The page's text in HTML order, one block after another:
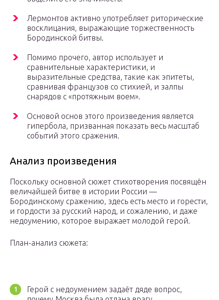
Лермонтов активно употребляет риторические
восклицания, выражающие торжественность
Бородинской битвы.
Помимо прочего, автор использует и
сравнительные характеристики, и
выразительные средства, такие как эпитеты,
сравнивая французов со стихией, и залпы
снарядов с «протяжным воем».
Основой основ этого произведения является
гипербола, призванная показать весь масштаб
событий этого сражения.
Анализ произведения
Поскольку основной сюжет стихотворения посвящён
величайшей битве в истории России —
Бородинскому сражению, здесь есть место и горести,
и гордости за русский народ, и сожалению, и даже
недоумению, которое выражает молодой герой.
План-анализ сюжета:
Герой с недоумением задаёт дяде вопрос,